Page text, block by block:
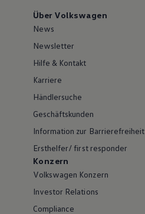
Über Volkswagen
News
Newsletter
Hilfe & Kontakt
Karriere
Händlersuche
Geschäftskunden
Information zur Barrierefreiheit
Ersthelfer/ first responder
Konzern
Volkswagen Konzern
Investor Relations
Compliance